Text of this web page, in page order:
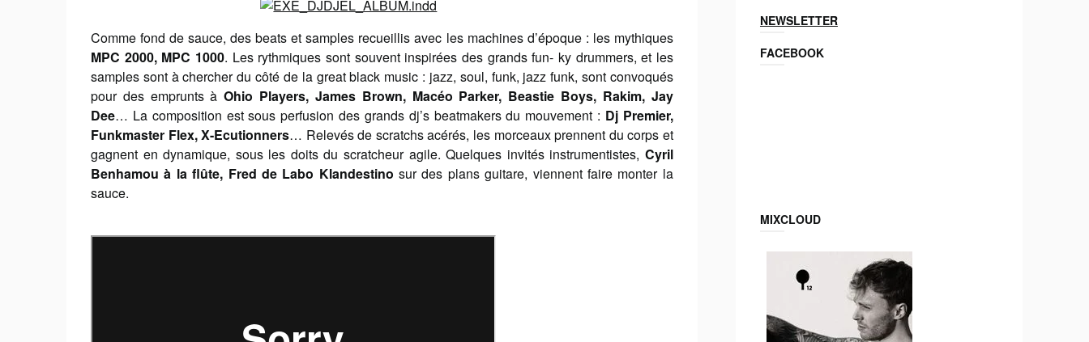
Comme fond de sauce, des beats et samples recueillis avec les machines d’époque : les mythiques
MPC 2000, MPC 1000. Les rythmiques sont souvent inspirées des grands fun- ky drummers, et les
samples sont à chercher du côté de la great black music : jazz, soul, funk, jazz funk, sont convoqués
pour des emprunts àOhio Players, James Brown, Macéo Parker, Beastie Boys, Rakim, Jay
Dee… La composition est sous perfusion des grands dj’s beatmakers du mouvement : Dj Premier,
Funkmaster Flex, X-Ecutionners… Relevés de scratchs acérés, les morceaux prennent du corps et
gagnent en dynamique, sous les doits du scratcheur agile. Quelques invités instrumentistes, Cyril
Benhamou à la flûte, Fred de Labo Klandestino sur des plans guitare, viennent faire monter la
sauce.
NEWSLETTER
FACEBOOK
MIXCLOUD